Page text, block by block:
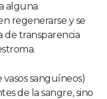
alguna
regenerarse y se
transparencia
vasos sanguíneos)
de la sangre, sino